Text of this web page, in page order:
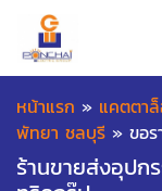
หน้าแรก » แคตตา
พัทยา ชลบุรี » ขอร
ร้านขายส่งอุป